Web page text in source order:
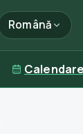
Română